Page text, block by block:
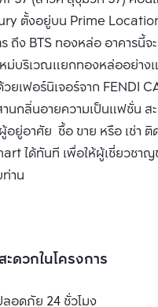
ตั้งอยู่บน Prime Location
ถึง BTS ทองหล่อ อาคารนี้จะเ
บริเวณแยกทองหล่ออย่างแ
เฟอร์นิเจอร์จาก FENDI
กลิ่นอายความเป็นแฟชั่น สะ
ยู่อาศัย ซื้อ ขาย หรือ เช่า ติด
ได้ทันที เพื่อให้ผู้เชี่ยวชาญขอ
าน
ดวกในโครงการ
อดภัย 24 ชั่วโมง